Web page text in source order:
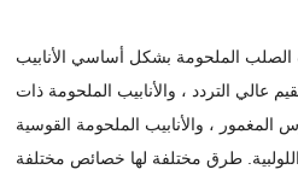
الصلب الملحومة بشكل أساسي الأنابيب
عالي التردد ، والأنابيب الملحومة ذات
المغمور ، والأنابيب الملحومة القوسية